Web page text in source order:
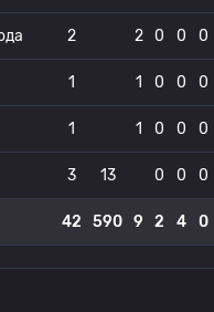
2 2 0 0 0
1 1 0 0 0
1 1 0 0 0
3 13 0 0 0
42 590 9 2 4 0